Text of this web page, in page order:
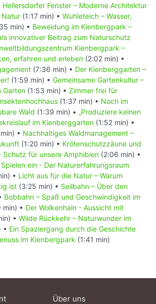
Hellersdorfer Fenster – Moderne Architektur
Natur (1:17 min) • Wuhleteich – Wasser,
min) • Beweidung im Kienbergpark –
innovativer Beitrag zum Naturschutz
Kienbergpark –
erfahren und erleben (2:02 min) •
(7:36 min) • Der Kienberggarten –
(1:59 min) • Gemeinsame Gartenkultur –
Garten (1:53 min) • Zimmer frei für
(1:37 min) • Noch im
Wald (1:39 min) • „Produziere keinen
im Kienberggarten (1:52 min) •
• Nachhaltiges Waldmanagement –
(1:20 min) • Krötenschutzzäune und
für unsere Amphibien (2:06 min) •
ein - Der Naturerfahrungsraum
• Licht aus für die Natur – Warum
ist (3:25 min) • Seilbahn – Über den
Bobbahn – Spaß und Geschwindigkeit im
min) • Der Wolkenhain - Aussicht mit
• Wilde Rückkehr – Naturwunder im
• Ein Spaziergang durch die Geschichte
im Kienbergpark (1:41 min)
Über uns